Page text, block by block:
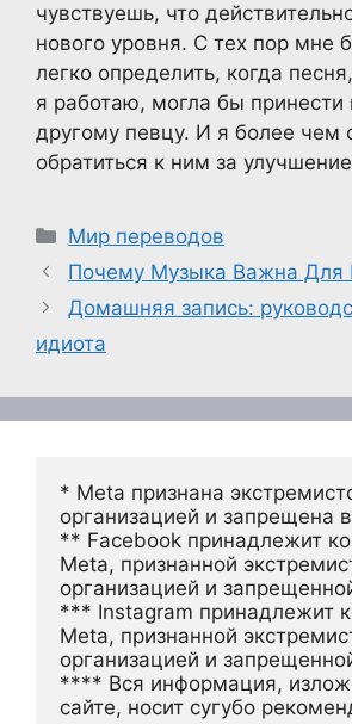
чувствуешь, что
нового уровня. С тех пор мне
легко определить, когда
я работаю, могла бы принести
другому певцу. И я более чем
обратиться к ним за
Рубрики
Мир переводов
Почему Музыка Важна Для
Домашняя запись:
идиота
* Meta признана
организацией и запрещена
** Facebook принадлежит
Meta, признанной
организацией и
*** Instagram принадлежит
Meta, признанной
организацией и
**** Вся информация,
сайте, носит сугубо